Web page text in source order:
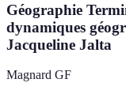
Géographie
dynamiques
Jacqueline Jalta
Magnard GF